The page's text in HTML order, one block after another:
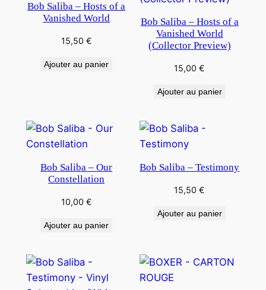
Bob Saliba – Hosts of a
Vanished World
15,50 €
Ajouter au panier
Bob Saliba – Hosts of a
Vanished World
(Collector Preview)
15,00€
Ajouter au panier
Bob Saliba – Our
Constellation
10,00 €
Ajouter au panier
Bob Saliba – Testimony
15,50€
Ajouter au panier